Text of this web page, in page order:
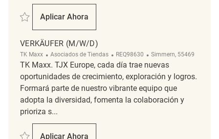
Salvar Verkäufer (m/w/d) REQ130634
Aplicar Ahora
Verkäufer (m/w/d)
VERKÄUFER (M/W/D)
TK Maxx Categoría
Asociados de Tiendas ReqId
REQ98630 Ubicación
Simmern, 55469
TK Maxx. TJX Europe, cada día trae nuevas
oportunidades de crecimiento, exploración y logros.
Formará parte de nuestro vibrante equipo que
adopta la diversidad, fomenta la colaboración y
prioriza s...
Salvar Verkäufer (m/w/d) REQ98630
Aplicar Ahora